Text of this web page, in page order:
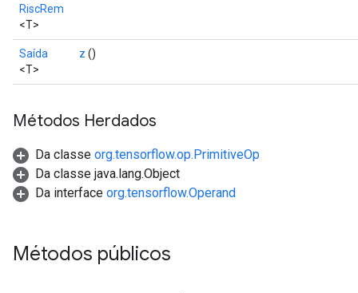
RiscRem
<T>
Saída
<T>
z ()
Métodos Herdados
Da classe org.tensorflow.op.PrimitiveOp
Da classe java.lang.Object
Da interface org.tensorflow.Operand
Métodos públicos